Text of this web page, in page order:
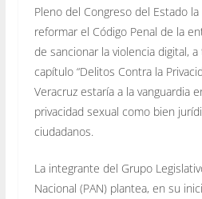
Pleno del Congreso del Estado
reformar el Código Penal de la
de sancionar la violencia digital,
capítulo “Delitos Contra la
Veracruz estaría a la vanguardia
privacidad sexual como bien
ciudadanos.
La integrante del Grupo
Nacional (PAN) plantea, en su